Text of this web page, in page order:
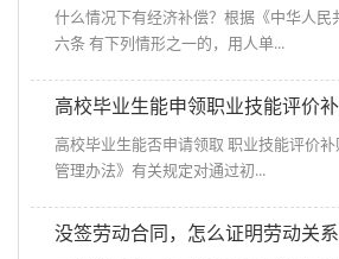
什么情况下有经济补偿？根据《中华人
六条 有下列情形之一的，用人单...
高校毕业生能申领职业技能评价补
高校毕业生能否申请领取 职业技能评价
管理办法》有关规定对通过初...
没签劳动合同，怎么证明劳动关系